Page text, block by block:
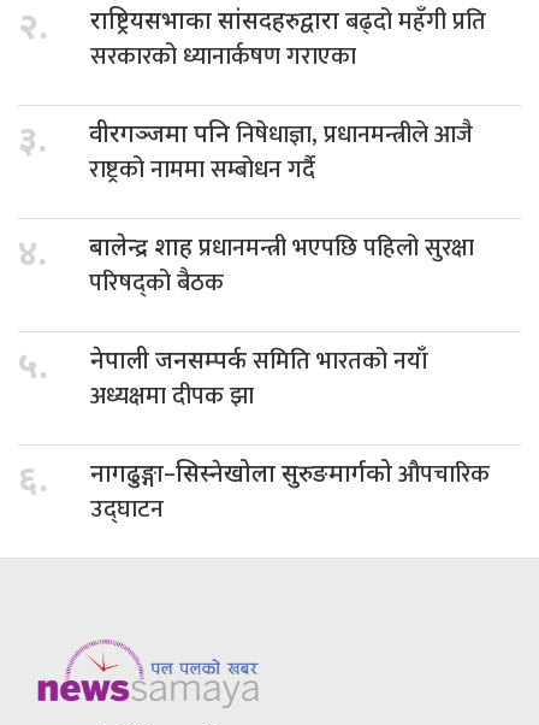
२. राष्ट्रियसभाका सांसदहरुद्वाराबढ्दो महँगी प्रति
सरकारको ध्यानार्कषण गराएका
३. वीरगञ्जमा पनिनिषेधाज्ञा, प्रधानमन्त्रीले आजै
राष्ट्रको नाममा सम्बोधन गर्दै
४. बालेन्द्र शाहप्रधानमन्त्री भएपछि पहिलो सुरक्षा
परिषद्को बैठक
५. नेपाली जनसम्पर्कसमिति भारतको नयाँ
अध्यक्षमा दीपक झा
६. नागढुङ्गा–सिस्नेखोला सुरुङमार्गकोऔपचारिक
उद्घाटन